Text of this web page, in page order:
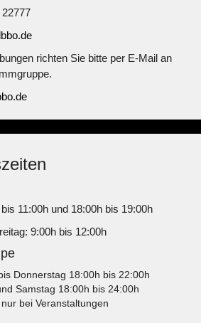
22777
richten Sie bitte per E-Mail an
11:00h und 18:00h bis 19:00h
9:00h bis 12:00h
Donnerstag 18:00h bis 22:00h
Samstag 18:00h bis 24:00h
bei Veranstaltungen